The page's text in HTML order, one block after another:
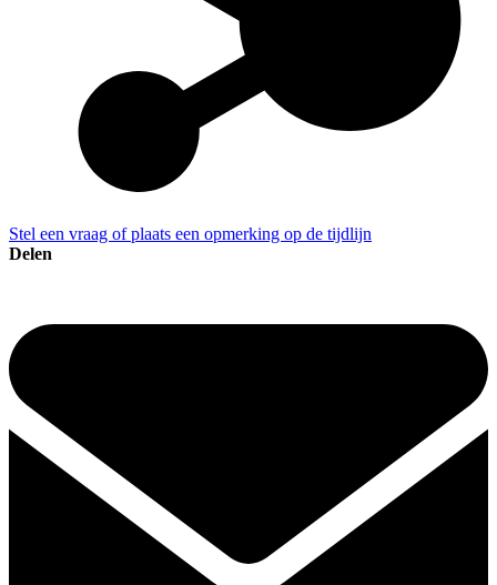
Stel een vraag of plaats een opmerking op de tijdlijn
Delen